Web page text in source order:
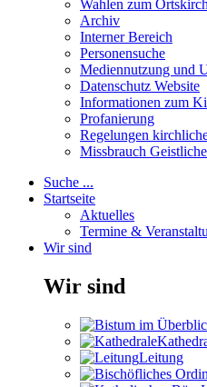
Wahlen zum
Archiv
Interner Bereich
Personensuche
Mediennutzung und
Datenschutz Website
Informationen zum
Profanierung
Regelungen
Missbrauch
Suche ...
Startseite
Aktuelles
Termine &
Wir sind
Wir sind
Leitung